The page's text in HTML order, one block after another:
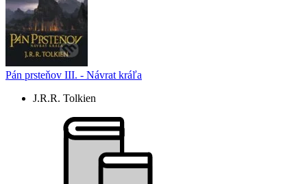
Pán prsteňov III. - Návrat kráľa
J.R.R. Tolkien